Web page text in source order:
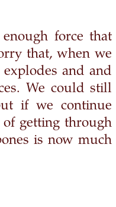
force that
that, when we
and and
We could still
if we continue
getting through
is now much